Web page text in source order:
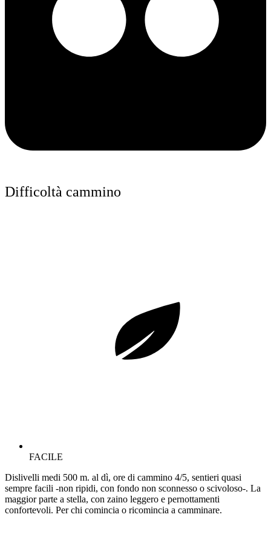
Difficoltà cammino
FACILE
Dislivelli medi 500 m. al dì, ore di cammino 4/5, sentieri quasi
sempre facili -non ripidi, con fondo non sconnesso o scivoloso-. La
maggior parte a stella, con zaino leggero e pernottamenti
confortevoli. Per chi comincia o ricomincia a camminare.